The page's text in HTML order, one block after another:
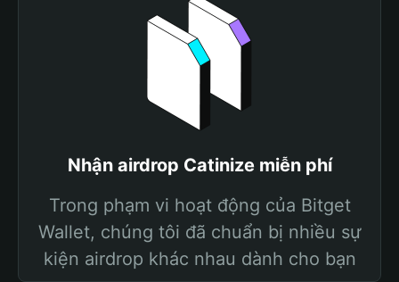
Nhận airdrop Catinize miễn phí
Trong phạm vi hoạt động của Bitget
Wallet, chúng tôi đã chuẩn bị nhiều sự
kiện airdrop khác nhau dành cho bạn